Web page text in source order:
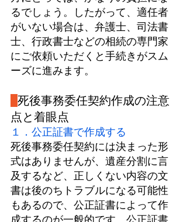
るでしょう。したがって、適任者
がいない場合は、弁護士、司法書
士、行政書士などの相続の専門家
にご依頼いただくと手続きがスム
ーズに進みます。
死後事務委任契約作成の注意
点と着眼点
１． 公正証書で作成する
死後事務委任契約には決まった形
式はありませんが、遺産分割に言
及するなど、正しくない内容の文
書は後のちトラブルになる可能性
もあるので、公正証書によって作
成するのが一般的です。 公正証書